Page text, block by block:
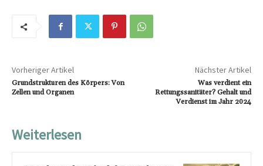
Vorheriger Artikel
Grundstrukturen des Körpers: Von
Zellen und Organen
Nächster Artikel
Was verdient ein
Rettungssanitäter? Gehalt und
Verdienst im Jahr 2024
Weiterlesen